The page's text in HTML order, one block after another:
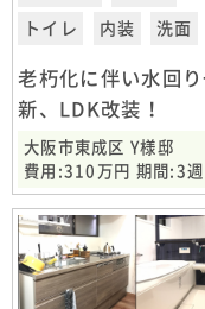
トイレ 内装 洗面
老朽化に伴い水回り
新、LDK改装！
大阪市東成区 Y様邸
費用:310万円 期間:3週